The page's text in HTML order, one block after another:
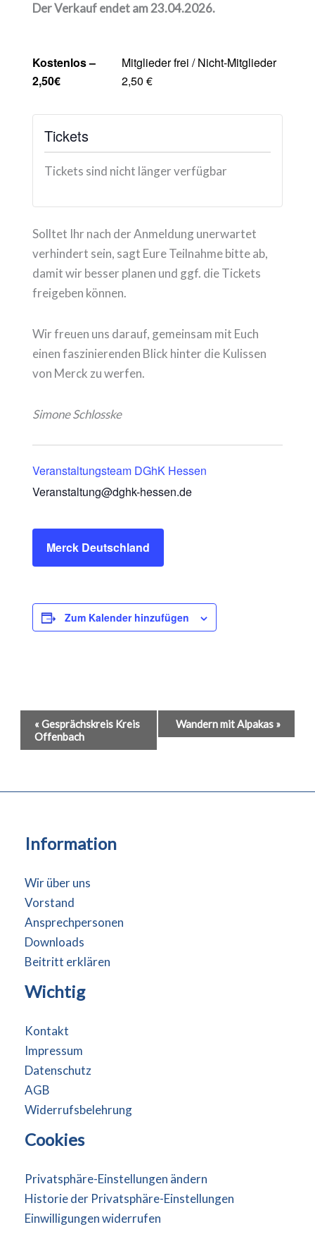
Der Verkauf endet am 23.04.2026.
Kostenlos –
2,50€
Mitglieder frei / Nicht-Mitglieder
2,50 €
Tickets
Tickets sind nicht länger verfügbar
Solltet Ihr nach der Anmeldung unerwartet
verhindert sein, sagt Eure Teilnahme bitte ab,
damit wir besser planen und ggf. die Tickets
freigeben können.
Wir freuen uns darauf, gemeinsam mit Euch
einen faszinierenden Blick hinter die Kulissen
von Merck zu werfen.
Simone Schlosske
Veranstaltungsteam DGhK Hessen
Veranstaltung@dghk-hessen.de
Merck Deutschland
Zum Kalender hinzufügen
Veranstaltung-
Navigation
« Gesprächskreis Kreis
Offenbach
Wandern mit Alpakas »
Information
Wir über uns
Vorstand
Ansprechpersonen
Downloads
Beitritt erklären
Wichtig
Kontakt
Impressum
Datenschutz
AGB
Widerrufsbelehrung
Cookies
Privatsphäre-Einstellungen ändern
Historie der Privatsphäre-Einstellungen
Einwilligungen widerrufen